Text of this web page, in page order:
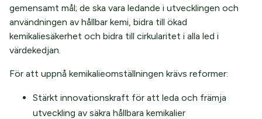
gemensamt mål; de ska vara ledande i utvecklingen och
användningen av hållbar kemi, bidra till ökad
kemikaliesäkerhet och bidra till cirkularitet i alla led i
värdekedjan.
För att uppnå kemikalieomställningen krävs reformer:
Stärkt innovationskraft för att leda och främja
utveckling av säkra hållbara kemikalier